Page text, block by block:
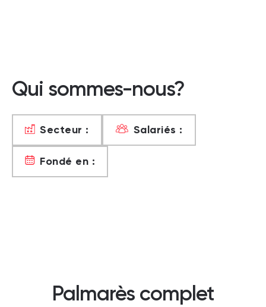
Qui sommes-nous?
Secteur : Salariés :
Fondé en :
Palmarès complet